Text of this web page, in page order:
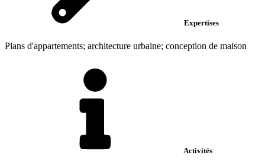
Expertises
Plans d'appartements; architecture urbaine; conception de maison
Activités